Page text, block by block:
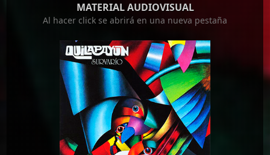
MATERIAL AUDIOVISUAL
Al hacer click se abrirá en una nueva pestaña